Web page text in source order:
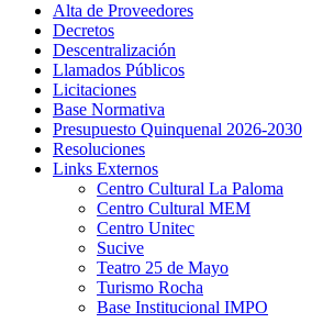
Alta de Proveedores
Decretos
Descentralización
Llamados Públicos
Licitaciones
Base Normativa
Presupuesto Quinquenal 2026-2030
Resoluciones
Links Externos
Centro Cultural La Paloma
Centro Cultural MEM
Centro Unitec
Sucive
Teatro 25 de Mayo
Turismo Rocha
Base Institucional IMPO